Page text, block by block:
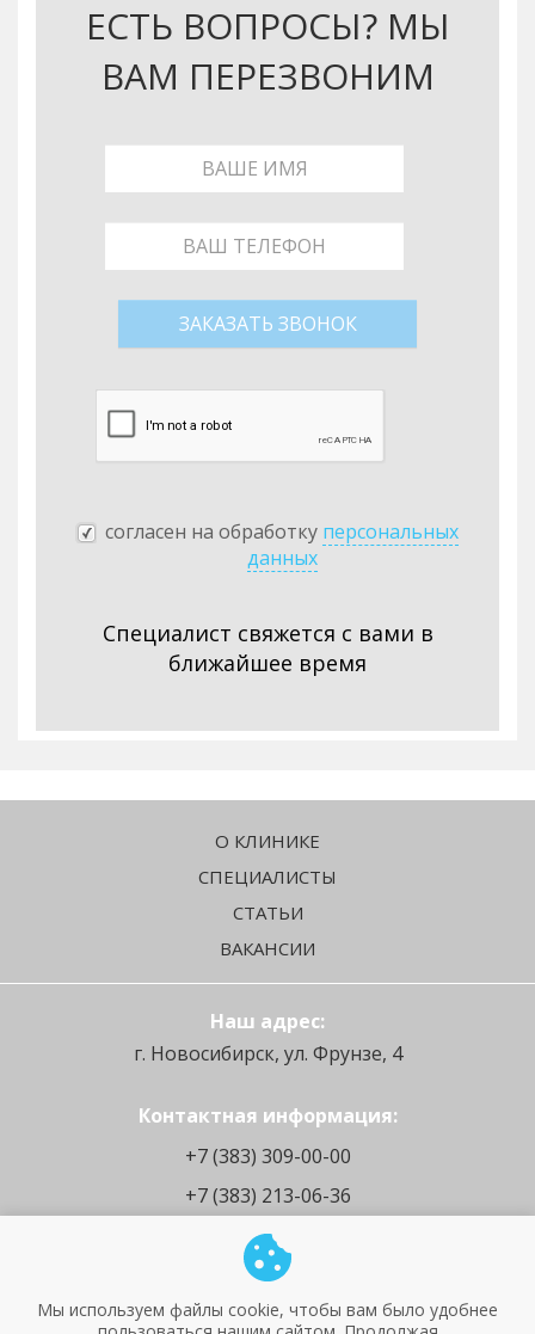
ЕСТЬ ВОПРОСЫ? МЫ
ВАМ ПЕРЕЗВОНИМ
согласен на обработку персональных
данных
Специалист свяжется с вами в
ближайшее время
О КЛИНИКЕ
СПЕЦИАЛИСТЫ
СТАТЬИ
ВАКАНСИИ
Наш адрес:
г. Новосибирск, ул. Фрунзе, 4
Контактная информация:
+7 (383) 309-00-00
+7 (383) 213-06-36
Социальные сети:
Мы используем файлы cookie, чтобы вам было удобнее